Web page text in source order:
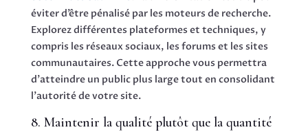
éviter d’être pénalisé par les moteurs de recherche.
Explorez différentes plateformes et techniques, y
compris les réseaux sociaux, les forums et les sites
communautaires. Cette approche vous permettra
d’atteindre un public plus large tout en consolidant
l’autorité de votre site.
8. Maintenir la qualité plutôt que la quantité